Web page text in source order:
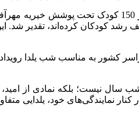
روز چهارشنبه 28 آذرماه 1403 به مناسبت
رشد کودکان کرده‌‌اند، تقدیر
ام‌وی‌ام در سراسر کشور به مناسب
شب سال نیست؛ بلکه نمادی
نمایندگی‌های خود، یلدایی